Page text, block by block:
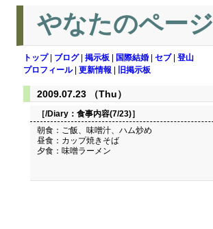
やなたのページ
トップ| ブログ| 掲示板 国際結婚 セブ| 登山
プロフィール| 更新情報 旧掲示板
2009.07.23 （Thu）
［/Diary： 食事内容(7/23)］
朝食：ご飯、味噌汁、ハム炒め
昼食：カップ焼きそば
夕食：味噌ラーメン